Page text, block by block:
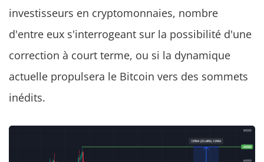
investisseurs en cryptomonnaies, nombre
d'entre eux s'interrogeant sur la possibilité d'une
correction à court terme, ou si la dynamique
actuelle propulsera le Bitcoin vers des sommets
inédits.